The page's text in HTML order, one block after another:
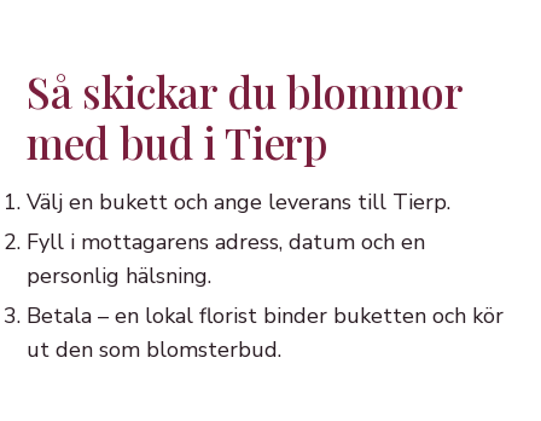
Så skickar du blommor
med bud i Tierp
Välj en bukett och ange leverans till Tierp.
Fyll i mottagarens adress, datum och en
personlig hälsning.
Betala – en lokal florist binder buketten och kör
ut den som blomsterbud.